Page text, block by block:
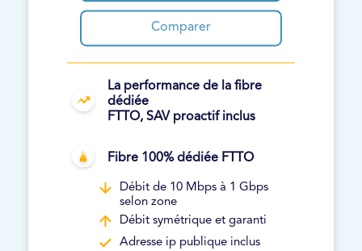
Comparer
La performance de la fibre
dédiée
FTTO, SAV proactif inclus
Fibre 100% dédiée FTTO
Débit de 10 Mbps à 1 Gbps
selon zone
Débit symétrique et garanti
Adresse ip publique inclus